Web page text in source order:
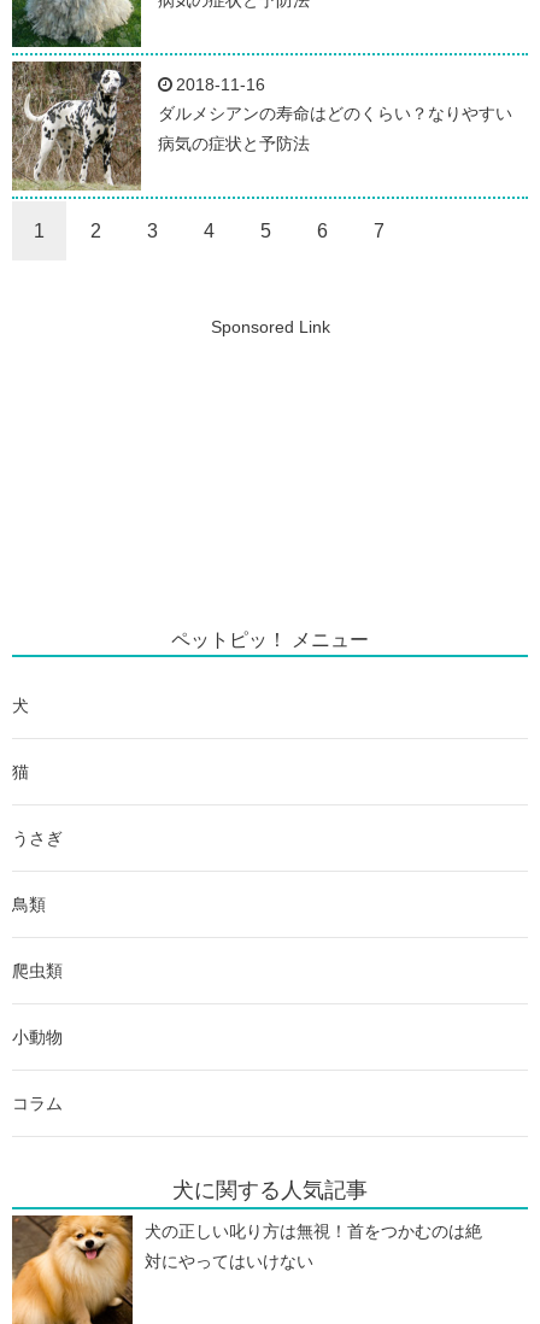
2018-11-16
ダルメシアンの寿命はどのくらい？なりやすい
病気の症状と予防法
1 2 3 4 5 6 7
Sponsored Link
ペットピッ！ メニュー
犬
猫
うさぎ
鳥類
爬虫類
小動物
コラム
犬に関する人気記事
犬の正しい叱り方は無視！首をつかむのは絶
対にやってはいけない